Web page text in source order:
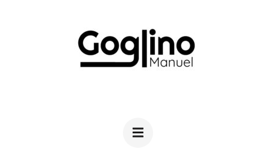
al
contenido
Intro)